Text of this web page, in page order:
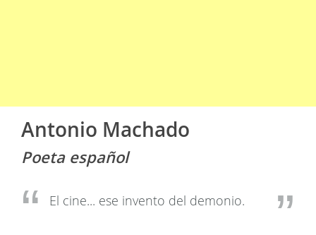
Antonio Machado
Poeta español
El cine... ese invento del demonio.